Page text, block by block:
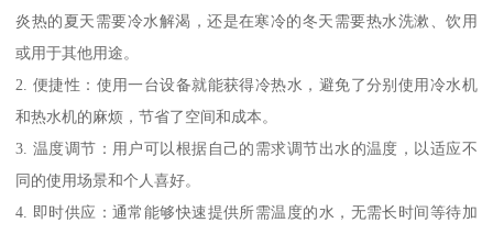
炎热的夏天需要冷水解渴，还是在寒冷的冬天需要热水洗漱、饮用
或用于其他用途。
2. 便捷性：使用一台设备就能获得冷热水，避免了分别使用冷水机
和热水机的麻烦，节省了空间和成本。
3. 温度调节：用户可以根据自己的需求调节出水的温度，以适应不
同的使用场景和个人喜好。
4. 即时供应：通常能够快速提供所需温度的水，无需长时间等待加